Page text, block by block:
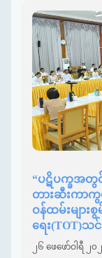
“ပဋိပက္ခအတွ
တားဆီးကာကွ
ဝန်ထမ်းများ
ရေး(TOT)သ
၂၆ ဖေဖော်ဝါရီ ၂၀